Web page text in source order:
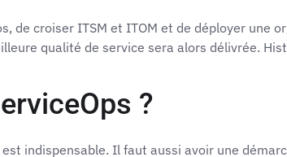
de croiser ITSM et ITOM et de déployer une
qualité de service sera alors délivrée.
?
indispensable. Il faut aussi avoir une